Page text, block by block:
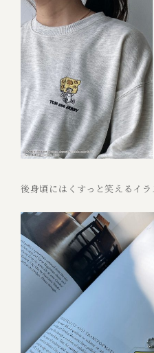
後身頃にはくすっと笑えるイ